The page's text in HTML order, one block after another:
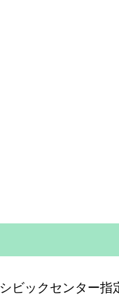
ビックセンター